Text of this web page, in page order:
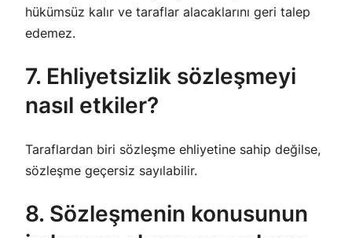
hükümsüz kalır ve taraflar alacaklarını geri talep
edemez.
7. Ehliyetsizlik sözleşmeyi
nasıl etkiler?
Taraflardan biri sözleşme ehliyetine sahip değilse,
sözleşme geçersiz sayılabilir.
8. Sözleşmenin konusunun